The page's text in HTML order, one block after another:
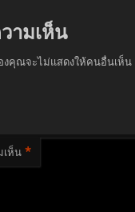
ามเห็น
งคุณจะไม่แสดงให้คนอื่นเห็น
เห็น *